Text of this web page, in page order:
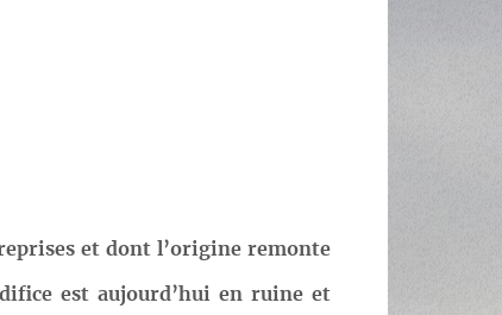
et dont l’origine remonte
est aujourd’hui en ruine et